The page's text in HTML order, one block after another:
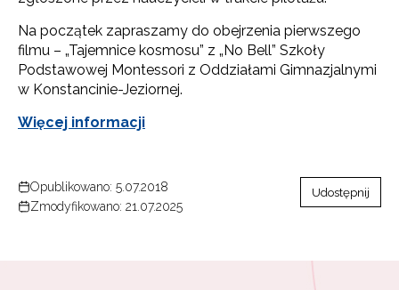
Na początek zapraszamy do obejrzenia pierwszego
filmu – „Tajemnice kosmosu” z „No Bell” Szkoły
Podstawowej Montessori z Oddziałami Gimnazjalnymi
w Konstancinie-Jeziornej.
Więcej informacji
Opublikowano: 5.07.2018
Zmodyfikowano: 21.07.2025
Udostępnij